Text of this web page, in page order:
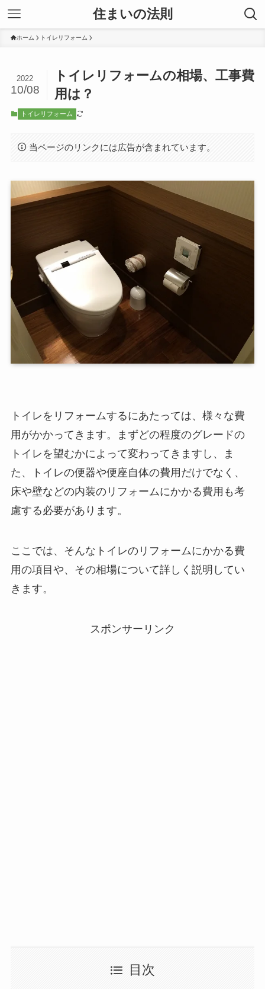
住まいの法則
ホーム トイレリフォーム
トイレリフォームの相場、工事費
用は？
2022
10/08
トイレリフォーム
当ページのリンクには広告が含まれています。
トイレをリフォームするにあたっては、様々な費
用がかかってきます。まずどの程度のグレードの
トイレを望むかによって変わってきますし、ま
た、トイレの便器や便座自体の費用だけでなく、
床や壁などの内装のリフォームにかかる費用も考
慮する必要があります。
ここでは、そんなトイレのリフォームにかかる費
用の項目や、その相場について詳しく説明してい
きます。
スポンサーリンク
目次